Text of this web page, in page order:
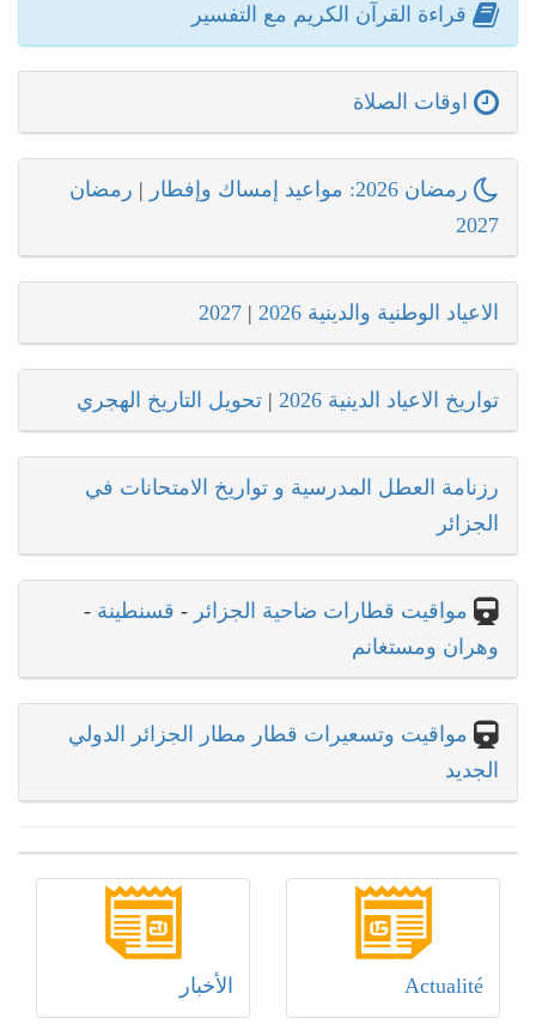
قراءة القرآن الكريم مع التفسير
اوقات الصلاة
رمضان 2026: مواعيد إمساك وإفطار | رمضان
2027
الاعياد الوطنية والدينية 2026 |
2027
تواريخ الاعياد الدينية 2026 | تحويل التاريخ الهجري
رزنامة العطل المدرسية و تواريخ الامتحانات في
الجزائر
مواقيت قطارات ضاحية الجزائر - قسنطينة -
وهران ومستغانم
مواقيت وتسعيرات قطار مطار الجزائر الدولي
الجديد
Actualité الأخبار